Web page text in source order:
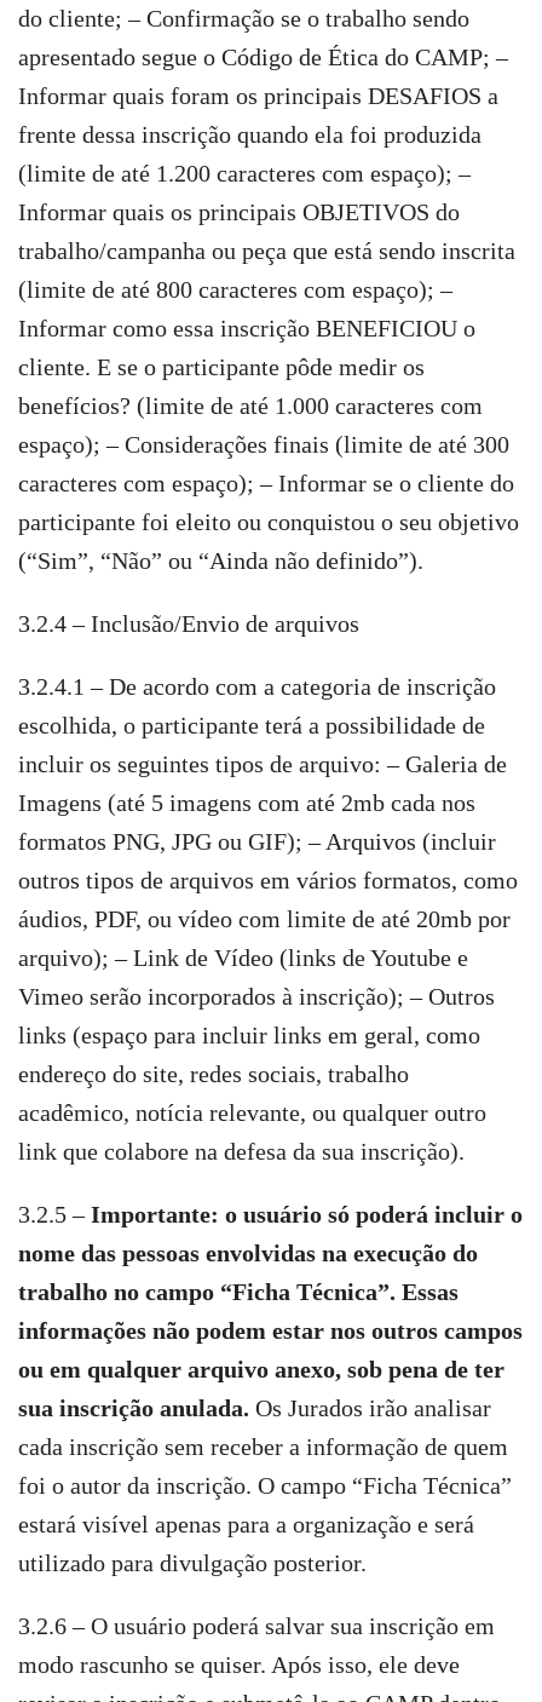
do cliente; – Confirmação se o trabalho sendo
apresentado segue o Código de Ética do CAMP; –
Informar quais foram os principais DESAFIOS a
frente dessa inscrição quando ela foi produzida
(limite de até 1.200 caracteres com espaço); –
Informar quais os principais OBJETIVOS do
trabalho/campanha ou peça que está sendo inscrita
(limite de até 800 caracteres com espaço); –
Informar como essa inscrição BENEFICIOU o
cliente. E se o participante pôde medir os
benefícios? (limite de até 1.000 caracteres com
espaço); – Considerações finais (limite de até 300
caracteres com espaço); – Informar se o cliente do
participante foi eleito ou conquistou o seu objetivo
(“Sim”, “Não” ou “Ainda não definido”).
3.2.4 – Inclusão/Envio de arquivos
3.2.4.1 – De acordo com a categoria de inscrição
escolhida, o participante terá a possibilidade de
incluir os seguintes tipos de arquivo: – Galeria de
Imagens (até 5 imagens com até 2mb cada nos
formatos PNG, JPG ou GIF); – Arquivos (incluir
outros tipos de arquivos em vários formatos, como
áudios, PDF, ou vídeo com limite de até 20mb por
arquivo); – Link de Vídeo (links de Youtube e
Vimeo serão incorporados à inscrição); – Outros
links (espaço para incluir links em geral, como
endereço do site, redes sociais, trabalho
acadêmico, notícia relevante, ou qualquer outro
link que colabore na defesa da sua inscrição).
3.2.5 –Importante: o usuário só poderá incluir o
nome das pessoas envolvidas na execução do
trabalho no campo “Ficha Técnica”. Essas
informações não podem estar nos outros campos
ou em qualquer arquivo anexo, sob pena de ter
sua inscrição anulada. Os Jurados irão analisar
cada inscrição sem receber a informação de quem
foi o autor da inscrição. O campo “Ficha Técnica”
estará visível apenas para a organização e será
utilizado para divulgação posterior.
3.2.6 – O usuário poderá salvar sua inscrição em
modo rascunho se quiser. Após isso, ele deve